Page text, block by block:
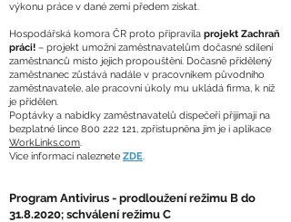
výkonu práce v dané zemi předem získat.
Hospodářská komora ČR proto připravila projekt Zachraň
práci! – projekt umožní zaměstnavatelům dočasné sdílení
zaměstnanců místo jejich propouštění. Dočasně přidělený
zaměstnanec zůstává nadále v pracovníkem původního
zaměstnavatele, ale pracovní úkoly mu ukládá firma, k níž
je přidělen.
Poptávky a nabídky zaměstnavatelů dispečeři přijímají na
bezplatné lince 800 222 121, zpřístupněna jim je i aplikace
WorkLinks.com.
Více informací naleznete ZDE.
Program Antivirus - prodloužení režimu B do
31.8.2020; schválení režimu C